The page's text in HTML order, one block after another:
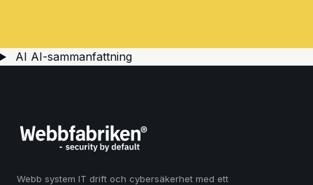
AI AI-sammanfattning
Webb system IT drift och cybersäkerhet med ett